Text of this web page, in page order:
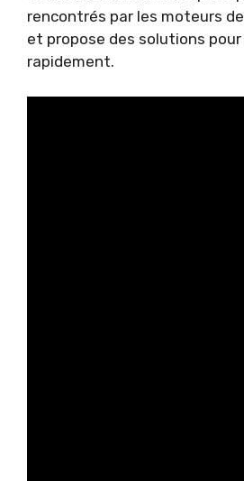
rencontrés par les moteurs
et propose des solutions
rapidement.